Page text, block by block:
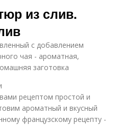
из слив.
с добавлением
чая - ароматная,
заготовка
рецептом простой и
ароматный и вкусный
французскому рецепту -